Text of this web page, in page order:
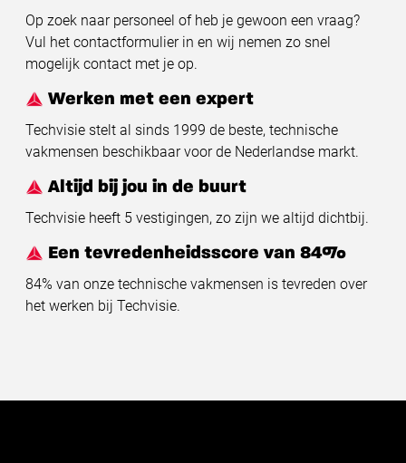
Op zoek naar personeel of heb je gewoon een vraag?
Vul het contactformulier in en wij nemen zo snel
mogelijk contact met je op.
Werken met een expert
Techvisie stelt al sinds 1999 de beste, technische
vakmensen beschikbaar voor de Nederlandse markt.
Altijd bij jou in de buurt
Techvisie heeft 5 vestigingen, zo zijn we altijd dichtbij.
Een tevredenheidsscore van 84%
84% van onze technische vakmensen is tevreden over
het werken bij Techvisie.